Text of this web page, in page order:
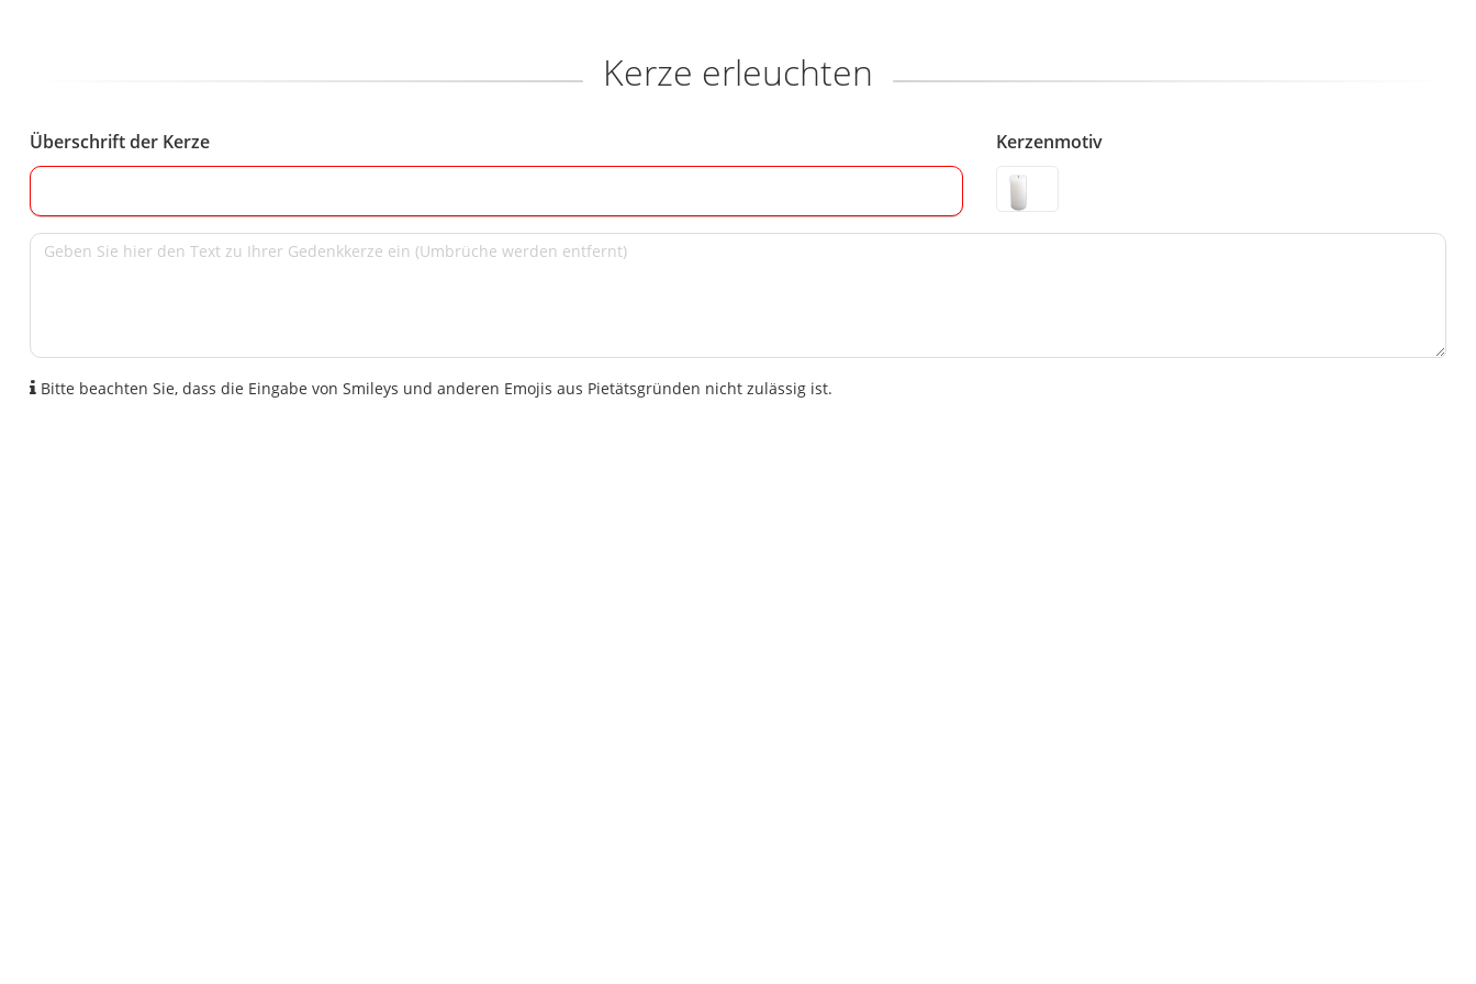
Kerze erleuchten
Überschrift der Kerze Kerzenmotiv
Bitte beachten Sie, dass die Eingabe von Smileys und anderen Emojis aus Pietätsgründen nicht zulässig ist.